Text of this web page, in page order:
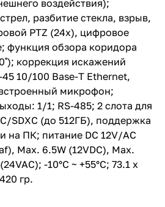
view
100
/ 1
1/1;
~
вес
воздействия);
разбитие стекла, взрыв,
PTZ (24х), цифровое
функция обзора коридора
коррекция искажений
10/100 Base-T Ethernet,
микрофон;
1/1; RS-485; 2 слота для
SDXC (до 512ГБ), поддержка
на ПК; питание DC 12V/AC
Max. 6.5W (12VDC), Max.
-10°C ~ +55°C; 73.1 x
гр.